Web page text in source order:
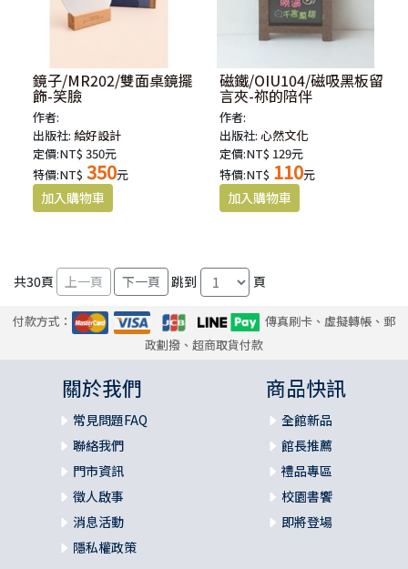
鏡子/MR202/雙面桌鏡擺
飾-笑臉
作者:
出版社: 給好設計
定價:NT$ 350元
特價:NT$ 350元
磁鐵/OIU104/磁吸黑板留
言夾-祢的陪伴
作者:
出版社:心然文化
定價:NT$ 129元
特價:NT$ 110元
共30頁 跳到 頁
付款方式：
傳真刷卡、虛擬轉帳、郵
政劃撥、超商取貨付款
關於我們
常見問題FAQ
聯絡我們
門市資訊
徵人啟事
消息活動
隱私權政策
商品快訊
全館新品
館長推薦
禮品專區
校園書饗
即將登場